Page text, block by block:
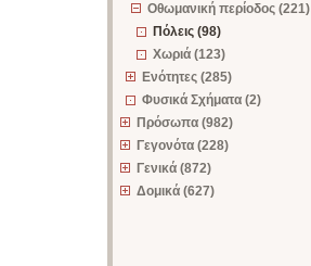
Οθωμανική περίοδος (221)
Πόλεις (98)
Χωριά (123)
Ενότητες (285)
Φυσικά Σχήματα (2)
Πρόσωπα (982)
Γεγονότα (228)
Γενικά (872)
Δομικά (627)